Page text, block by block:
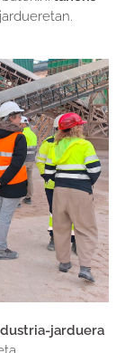
jarduera